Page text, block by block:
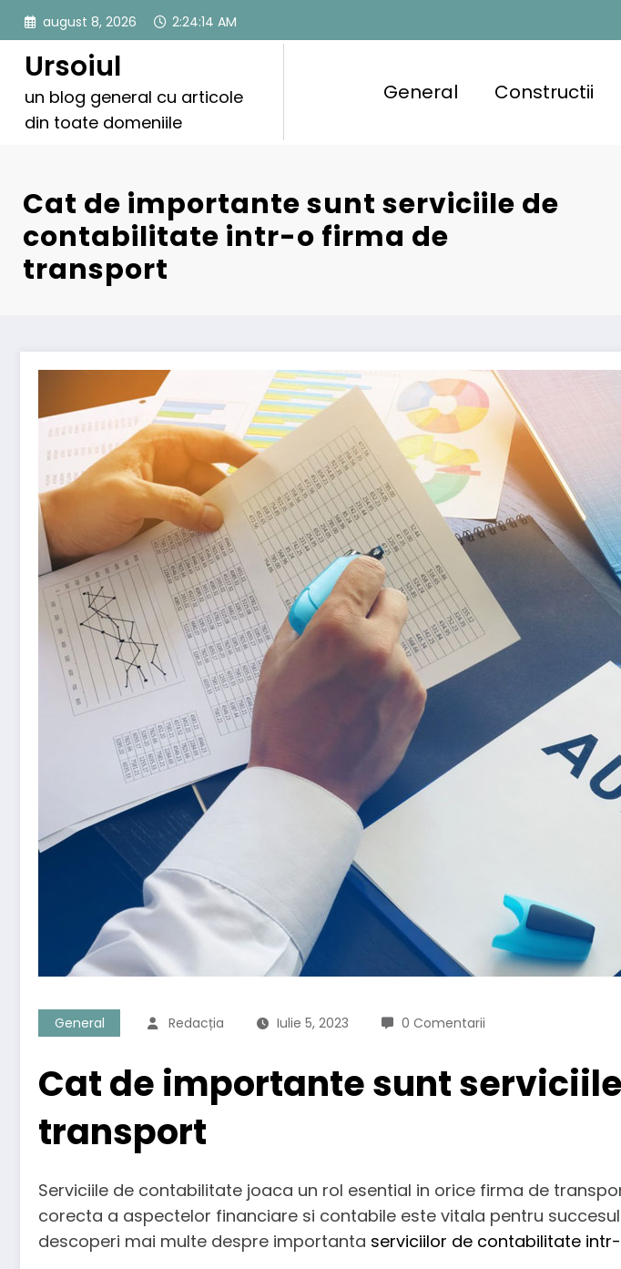
conținut
august 8, 2026 2:24:15 AM
Ursoiul
un blog general cu articole
din toate domeniile
General Constructii
Cat de importante sunt serviciile de
contabilitate intr-o firma de
transport
General Redacția Iulie 5, 2023 0 Comentarii
Cat de importante sunt
transport
Serviciile de contabilitate joaca un rol esential in orice firma de
corecta a aspectelor financiare si contabile este vitala pentru
descoperi mai multe despre importanta serviciilor de contabilitate